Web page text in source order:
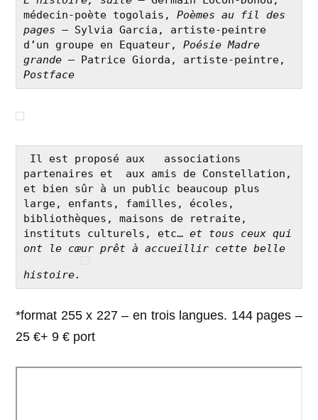
médecin-poète togolais, Poèmes au fil des
pages – Sylvia Garcia, artiste-peintre
d’un groupe en Equateur, Poésie Madre
grande
Postface
partenaires et  aux amis de Constellation,
et bien sûr à un public beaucoup plus
large, enfants, familles, écoles,
bibliothèques, maisons de retraite,
instituts culturels, etc… et tous ceux qui
ont le cœur prêt à accueillir cette belle
histoire.
*format 255 x 227 – en trois langues. 144 pages –
25 €+ 9 € port